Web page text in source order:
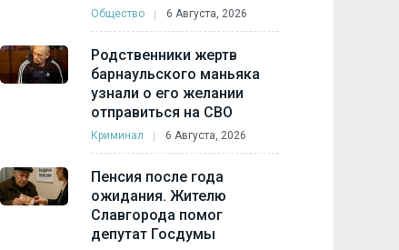
Общество 6 Августа, 2026
Родственники жертв
барнаульского маньяка
узнали о его желании
отправиться на СВО
Криминал 6 Августа, 2026
Пенсия после года
ожидания. Жителю
Славгорода помог
депутат Госдумы